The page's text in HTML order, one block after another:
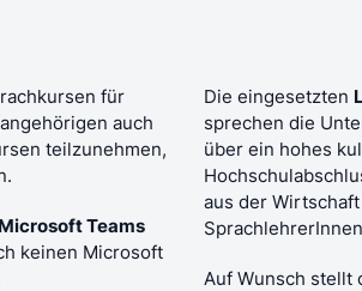
für
auch
teilzunehmen,
Microsoft Teams
keinen Microsoft
Die eingesetzten
sprechen die
über ein hohes
aus der
Auf Wunsch stellt